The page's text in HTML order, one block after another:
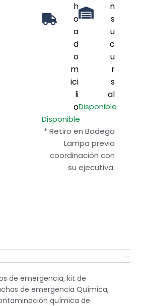
h
o
a
d
o
m
ici
li
o
Disponible
n
s
u
c
u
r
s
al
Disponible
* Retiro en Bodega
Lampa previa
coordinación con
su ejecutiva.
de emergencia, kit de
de emergencia Química,
química de